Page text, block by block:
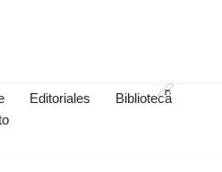
Editoriales
Biblioteca